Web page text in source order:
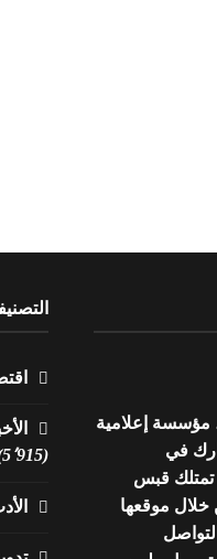
مؤسسة إعلامية
في
تمتلك قبس
موقعها
(5٬915)